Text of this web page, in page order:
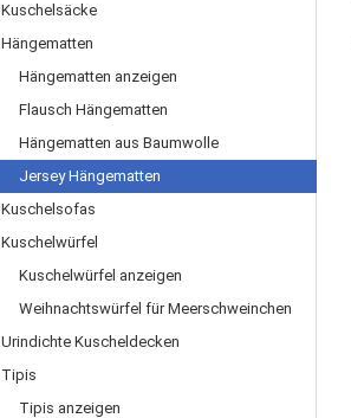
Kuschelsäcke
Hängematten
Hängematten anzeigen
Flausch Hängematten
Hängematten aus Baumwolle
Jersey Hängematten
Kuschelsofas
Kuschelwürfel
Kuschelwürfel anzeigen
Weihnachtswürfel für Meerschweinchen
Urindichte Kuscheldecken
Tipis
Tipis anzeigen